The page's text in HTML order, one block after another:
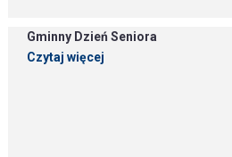
Gminny Dzień Seniora
Czytaj więcej